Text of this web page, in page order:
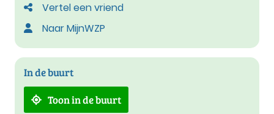
Vertel een vriend
Naar MijnWZP
In de buurt
Toon in de buurt